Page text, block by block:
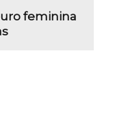
feminina